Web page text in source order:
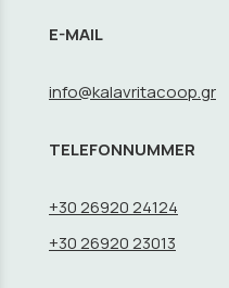
E-MAIL
info@kalavritacoop.gr
TELEFONNUMMER
+30 26920 24124
+30 26920 23013